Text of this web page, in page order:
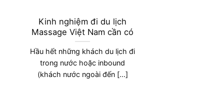
Kinh nghiệm đi du lịch
Massage Việt Nam cần có
Hầu hết những khách du lịch đi
trong nước hoặc inbound
(khách nước ngoài đến [...]